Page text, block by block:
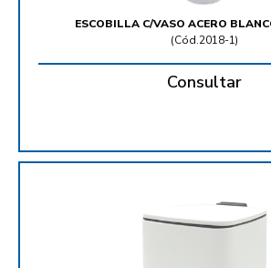
ESCOBILLA C/VASO ACERO
(Cód.2018-1)
Consultar